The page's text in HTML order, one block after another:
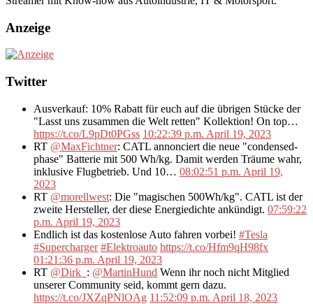
Anzeige
Twitter
Ausverkauf: 10% Rabatt für euch auf die übrigen Stücke der
"Lasst uns zusammen die Welt retten" Kollektion! On top…
https://t.co/L9pDt0PGss 10:22:39 p.m. April 19, 2023
RT @MaxFichtner: CATL annonciert die neue "condensed-
phase" Batterie mit 500 Wh/kg. Damit werden Träume wahr,
inklusive Flugbetrieb. Und 10… 08:02:51 p.m. April 19,
2023
RT @morellwest: Die "magischen 500Wh/kg". CATL ist der
zweite Hersteller, der diese Energiedichte ankündigt. 07:59:22
p.m. April 19, 2023
Endlich ist das kostenlose Auto fahren vorbei! #Tesla
#Supercharger #Elektroauto https://t.co/Hfm9qH98fx
01:21:36 p.m. April 19, 2023
RT @Dirk_ : @MartinHund Wenn ihr noch nicht Mitglied
unserer Community seid, kommt gern dazu.
https://t.co/JXZqPNlOAg 11:52:09 p.m. April 18, 2023